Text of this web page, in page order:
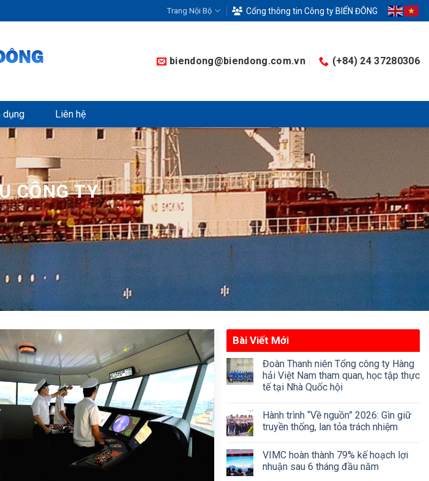
Trang Nội Bộ Cổng thông tin Công ty BIỂN ĐÔNG
biendong@biendong.com.vn (+84) 24 37280306
dụng Liên hệ
CÔNG TY
Bài Viết Mới
Đoàn Thanh niên Tổng công ty Hàng
hải Việt Nam tham quan, học tập thực
tế tại Nhà Quốc hội
Hành trình “Về nguồn” 2026: Gìn giữ
truyền thống, lan tỏa trách nhiệm
VIMC hoàn thành 79% kế hoạch lợi
nhuận sau 6 tháng đầu năm